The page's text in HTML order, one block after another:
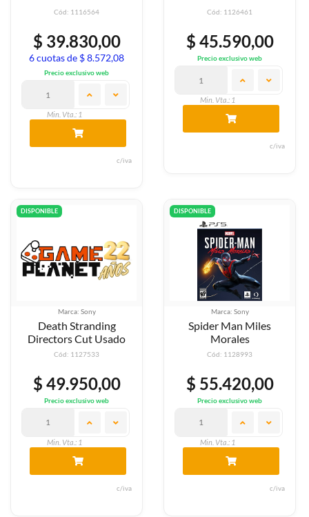
Cód: 1116564
$ 39.830,00
6 cuotas de $ 8.572,08
Precio exclusivo web
Min. Vta.: 1
c/iva
Cód: 1126461
$ 45.590,00
Precio exclusivo web
Min. Vta.: 1
c/iva
DISPONIBLE
Marca: Sony
Death Stranding
Directors Cut Usado
Cód: 1127533
$ 49.950,00
Precio exclusivo web
Min. Vta.: 1
c/iva
DISPONIBLE
Marca: Sony
Spider Man Miles
Morales
Cód: 1128993
$ 55.420,00
Precio exclusivo web
Min. Vta.: 1
c/iva